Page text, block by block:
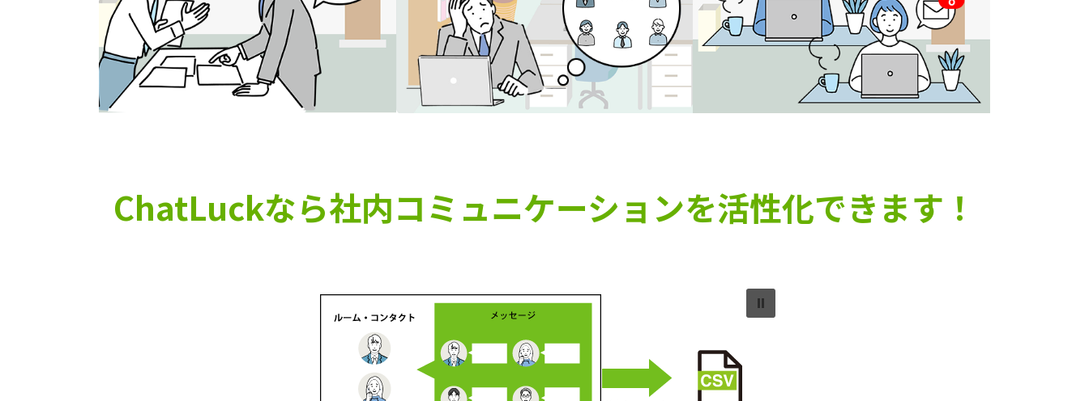
ChatLuckなら社内コミュニケーションを活性化できます！